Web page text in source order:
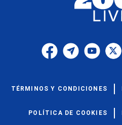
TÉRMINOS Y CONDICIONES
POLÍTICA DE COOKIES